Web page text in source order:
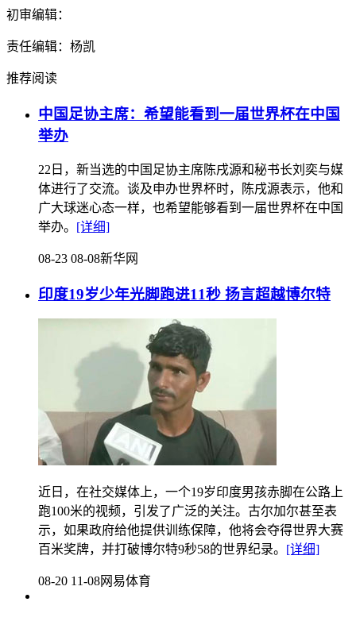
初审编辑：
责任编辑：杨凯
推荐阅读
中国足协主席：希望能看到一届世界杯在中国
举办
22日，新当选的中国足协主席陈戌源和秘书长刘奕与媒
体进行了交流。谈及申办世界杯时，陈戌源表示，他和
广大球迷心态一样，也希望能够看到一届世界杯在中国
举办。 [详细]
08-23 08-08新华网
印度19岁少年光脚跑进11秒 扬言超越博尔特
近日，在社交媒体上，一个19岁印度男孩赤脚在公路上
跑100米的视频，引发了广泛的关注。古尔加尔甚至表
示，如果政府给他提供训练保障，他将会夺得世界大赛
百米奖牌，并打破博尔特9秒58的世界纪录。 [详细]
08-20 11-08网易体育